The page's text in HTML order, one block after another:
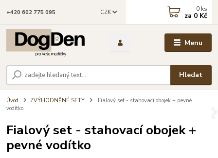
Menu
CZK
Hledat
+420 602 775 095 0 ks
za 0 Kč
Úvod ZVÝHODNĚNÉ SETY
Fialový set - stahovací obojek + pevné
vodítko
Fialový set - stahovací obojek +
pevné vodítko